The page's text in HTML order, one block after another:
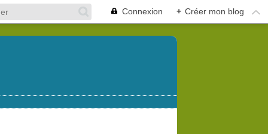
Connexion + Créer mon blog